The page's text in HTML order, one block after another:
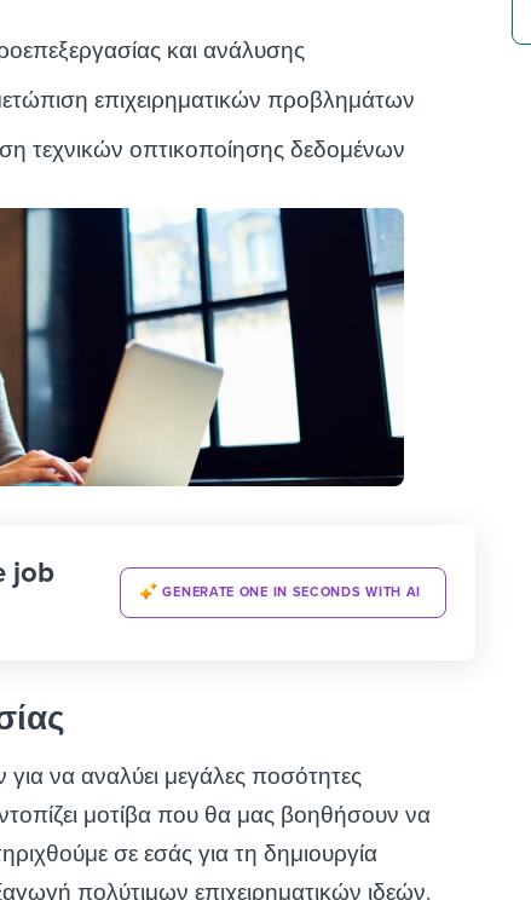
και ανάλυσης
επιχειρηματικών προβλημάτων
τεχνικών οπτικοποίησης δεδομένων
job
GENERATE ONE IN SECONDS WITH AI
να αναλύει μεγάλες ποσότητες
μοτίβα που θα μας βοηθήσουν να
σε εσάς για τη δημιουργία
πολύτιμων επιχειρηματικών ιδεών.